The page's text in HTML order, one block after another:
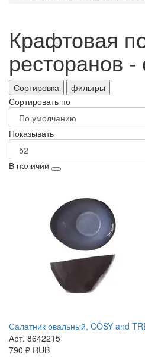
Крафтовая
ресторанов
Сортировка
фильтры
Сортировать по
Показывать
В наличии
Салатник овальный, COSY and
Арт. 8642215
790 ₽ RUB